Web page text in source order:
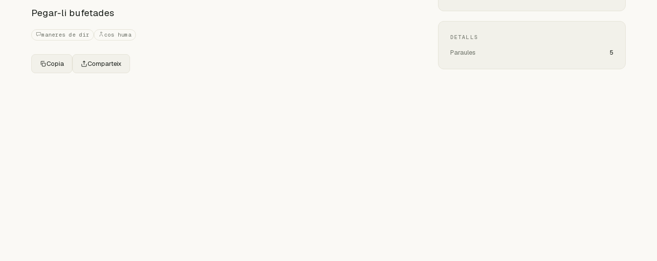
Pegar-li bufetades
maneres de dir cos huma
Copia Comparteix
DETALLS
Paraules 5